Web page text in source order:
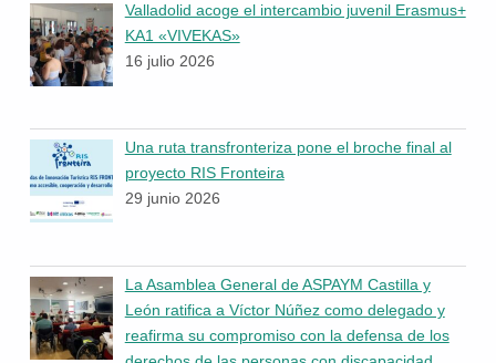
Valladolid acoge el intercambio juvenil Erasmus+
KA1 «VIVEKAS»
16 julio 2026
Una ruta transfronteriza pone el broche final al
proyecto RIS Fronteira
29 junio 2026
La Asamblea General de ASPAYM Castilla y
León ratifica a Víctor Núñez como delegado y
reafirma su compromiso con la defensa de los